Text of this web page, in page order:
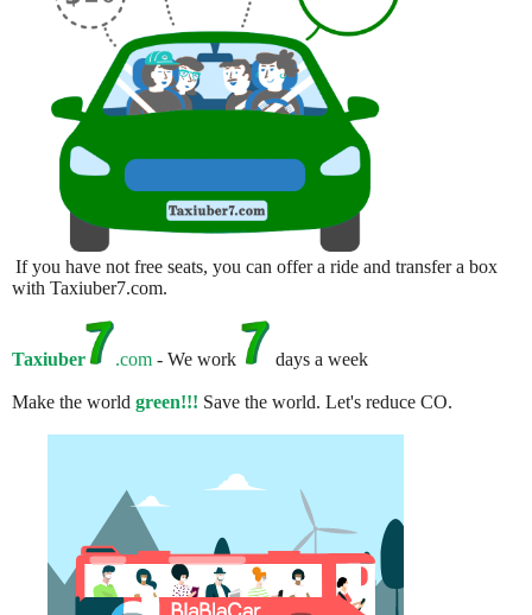
If you have not free seats, you can offer a ride and transfer a box
with Taxiuber7.com.
Taxiuber .com - We work days a week
Make the world green!!! Save the world. Let's reduce CO.